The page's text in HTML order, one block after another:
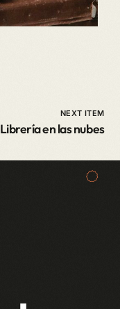
NEXT ITEM
Librería en las nubes